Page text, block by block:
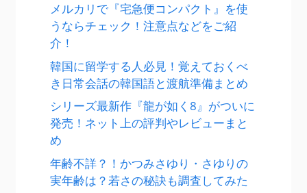
メルカリで『宅急便コンパクト』を使
うならチェック！注意点などをご紹
介！
韓国に留学する人必見！覚えておくべ
き日常会話の韓国語と渡航準備まとめ
シリーズ最新作『龍が如く8』がついに
発売！ネット上の評判やレビューまと
め
年齢不詳？！かつみさゆり・さゆりの
実年齢は？若さの秘訣も調査してみた